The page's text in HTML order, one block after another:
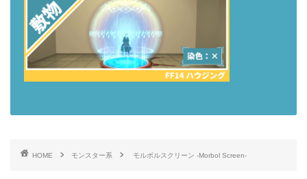
HOME モンスター系 モルボルスクリーン -Morbol Screen-